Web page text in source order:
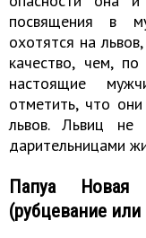
посвящения в
охотятся на
качество, чем,
настоящие
отметить, что
львов. Львиц не
дарительницами
Папуа
(рубцевание